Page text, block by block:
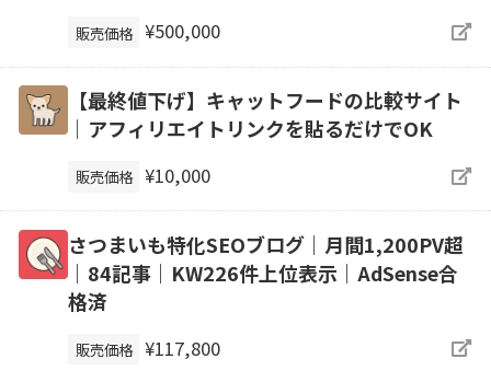
販売価格 ¥500,000
【最終値下げ】キャットフードの比較サイト
｜アフィリエイトリンクを貼るだけでOK
販売価格 ¥10,000
さつまいも特化SEOブログ｜月間1,200PV超
｜84記事｜KW226件上位表示｜AdSense合
格済
販売価格 ¥117,800